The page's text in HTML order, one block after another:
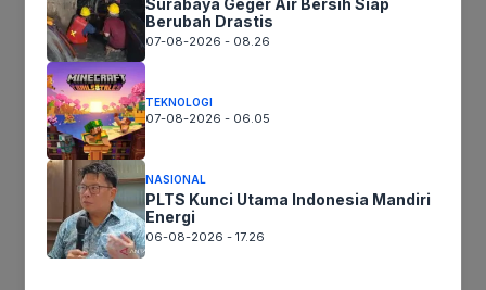
Tinggalkan komentar
Komentar
Berubah Drastis
07-08-2026 - 08.26
TEKNOLOGI
07-08-2026 - 06.05
NASIONAL
PLTS Kunci Utama Indonesia Mandiri
Energi
06-08-2026 - 17.26